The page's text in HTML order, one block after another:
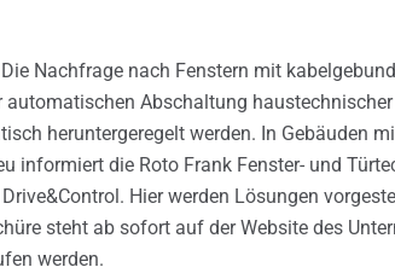
Nachfrage nach Fenstern mit
automatischen Abschaltung
heruntergeregelt werden. In Gebäuden
informiert die Roto Frank Fenster- und
Hier werden Lösungen
steht ab sofort auf der Website des
werden.